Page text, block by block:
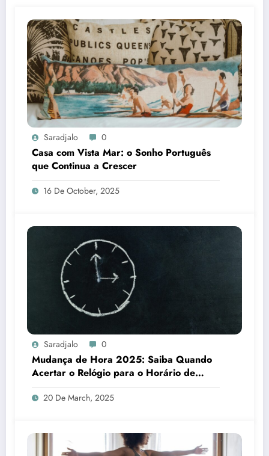
Saradjalo 0
Casa com Vista Mar: o Sonho Português
que Continua a Crescer
16 De October, 2025
Saradjalo 0
Mudança de Hora 2025: Saiba Quando
Acertar o Relógio para o Horário de
Verão
20 De March, 2025